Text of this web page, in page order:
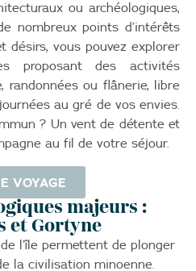
ou archéologiques,
nombreux points d’intérêts
désirs, vous pouvez explorer
proposant des activités
randonnées ou flânerie, libre
au gré de vos envies.
? Un vent de détente et
au fil de votre séjour.
VOYAGE
majeurs :
et Gortyne
l’île permettent de plonger
la civilisation minoenne.